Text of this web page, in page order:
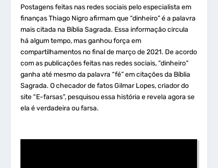
Postagens feitas nas redes sociais pelo especialista em
finanças Thiago Nigro afirmam que “dinheiro” é a palavra
mais citada na Bíblia Sagrada. Essa informação circula
há algum tempo, mas ganhou força em
compartilhamentos no final de março de 2021. De acordo
com as publicações feitas nas redes sociais, “dinheiro”
ganha até mesmo da palavra “fé” em citações da Bíblia
Sagrada. O checador de fatos Gilmar Lopes, criador do
site “E-farsas”, pesquisou essa história e revela agora se
ela é verdadeira ou farsa.